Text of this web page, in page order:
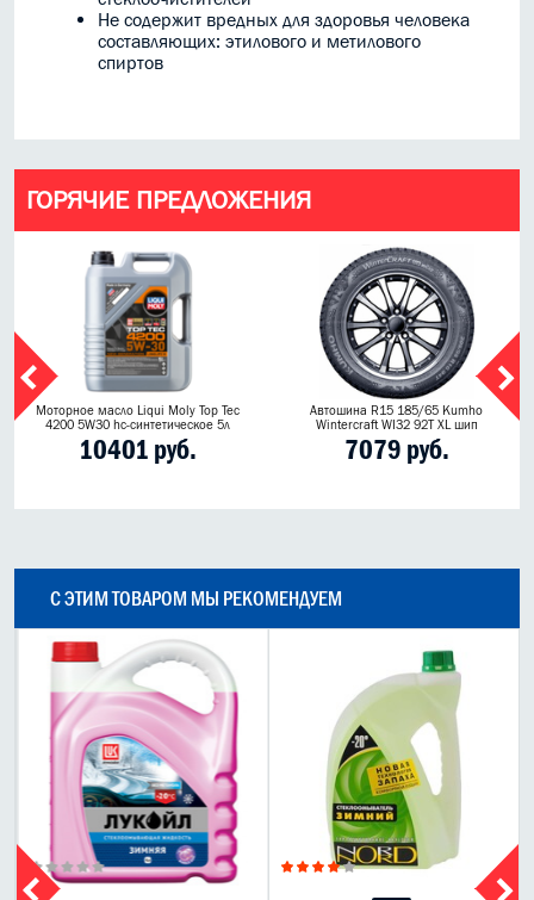
Не содержит вредных для здоровья человека
составляющих: этилового и метилового
спиртов
ГОРЯЧИЕ ПРЕДЛОЖЕНИЯ
Моторное масло Liqui Moly Top Tec
4200 5W30 hc-синтетическое 5л
10401 руб.
Автошина R15 185/65 Kumho
Wintercraft WI32 92T XL шип
7079 руб.
С ЭТИМ ТОВАРОМ МЫ РЕКОМЕНДУЕМ